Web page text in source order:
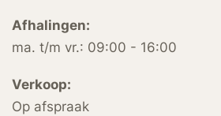
Afhalingen:
ma. t/m vr.: 09:00 - 16:00
Verkoop:
Op afspraak